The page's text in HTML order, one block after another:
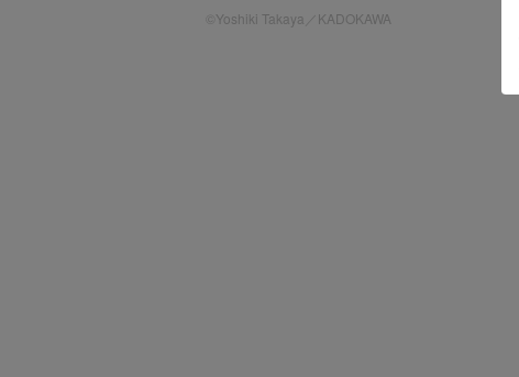
©Yoshiki Takaya／KADOKAWA